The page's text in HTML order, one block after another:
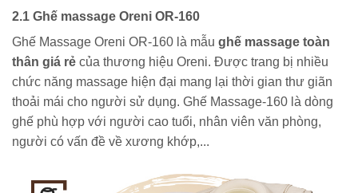
2.1 Ghế massage Oreni OR-160
Ghế Massage Oreni OR-160 là mẫu ghế massage toàn
thân giá rẻ của thương hiệu Oreni. Được trang bị nhiều
chức năng massage hiện đại mang lại thời gian thư giãn
thoải mái cho người sử dụng. Ghế Massage-160 là dòng
ghế phù hợp với người cao tuổi, nhân viên văn phòng,
người có vấn đề về xương khớp,...